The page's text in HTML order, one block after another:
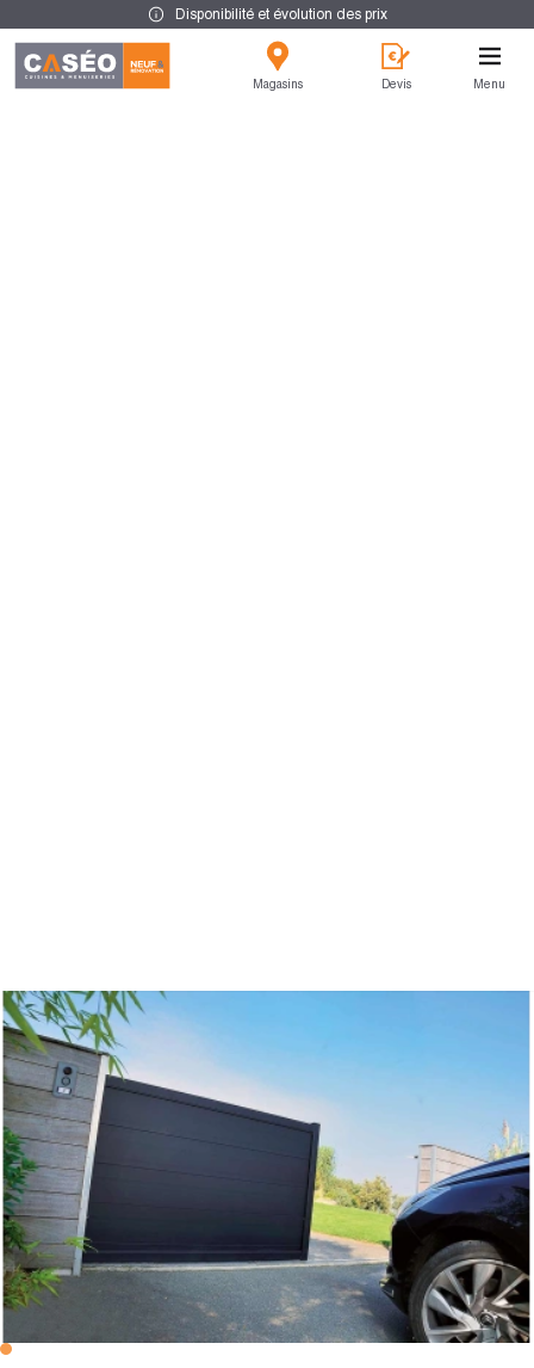
Disponibilité et évolution des prix
Magasins Devis Menu